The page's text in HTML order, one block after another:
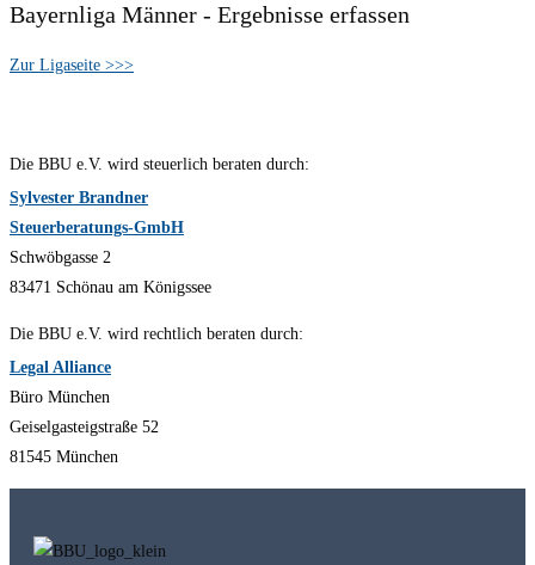
Bayernliga Männer - Ergebnisse erfassen
Zur Ligaseite >>>
Die BBU e.V. wird steuerlich beraten durch:
Sylvester Brandner
Steuerberatungs-GmbH
Schwöbgasse 2
83471 Schönau am Königssee
Die BBU e.V. wird rechtlich beraten durch:
Legal Alliance
Büro München
Geiselgasteigstraße 52
81545 München